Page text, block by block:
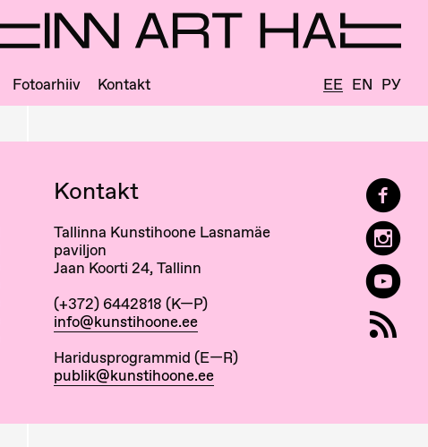
Fotoarhiiv Kontakt EE EN РУ
Kontakt
Tallinna Kunstihoone Lasnamäe
paviljon
Jaan Koorti 24, Tallinn
(+372) 6442818 (K—P)
info@kunstihoone.ee
Haridusprogrammid (E—R)
publik@kunstihoone.ee